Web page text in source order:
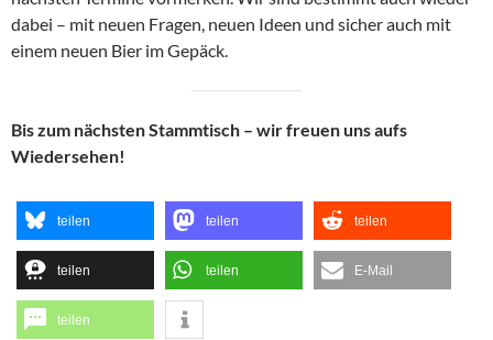
dabei – mit neuen Fragen, neuen Ideen und sicher auch mit
einem neuen Bier im Gepäck.
Bis zum nächsten Stammtisch – wir freuen uns aufs
Wiedersehen!
teilen teilen teilen
teilen teilen E-Mail
teilen